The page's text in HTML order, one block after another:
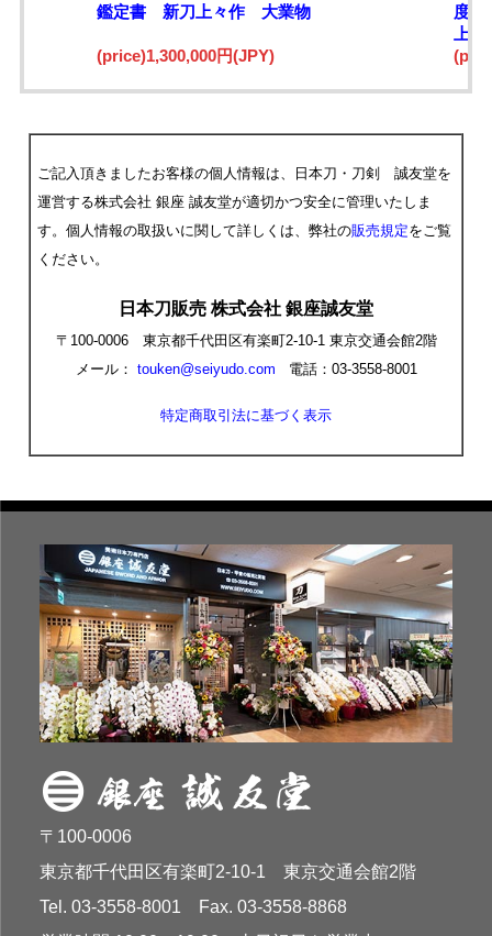
鑑定書 新刀上々作 大業物
(price)1,300,000円(JPY)
度
上
所載
ご記入頂きましたお客様の個人情報は、日本刀・刀剣 誠友堂を
運営する株式会社 銀座 誠友堂が適切かつ安全に管理いたしま
す。個人情報の取扱いに関して詳しくは、弊社の販売規定をご覧
ください。
日本刀販売 株式会社 銀座誠友堂
〒100-0006 東京都千代田区有楽町2-10-1 東京交通会館2階
メール： touken@seiyudo.com 電話：03-3558-8001
特定商取引法に基づく表示
〒100-0006
東京都千代田区有楽町2-10-1 東京交通会館2階
Tel. 03-3558-8001 Fax. 03-3558-8868